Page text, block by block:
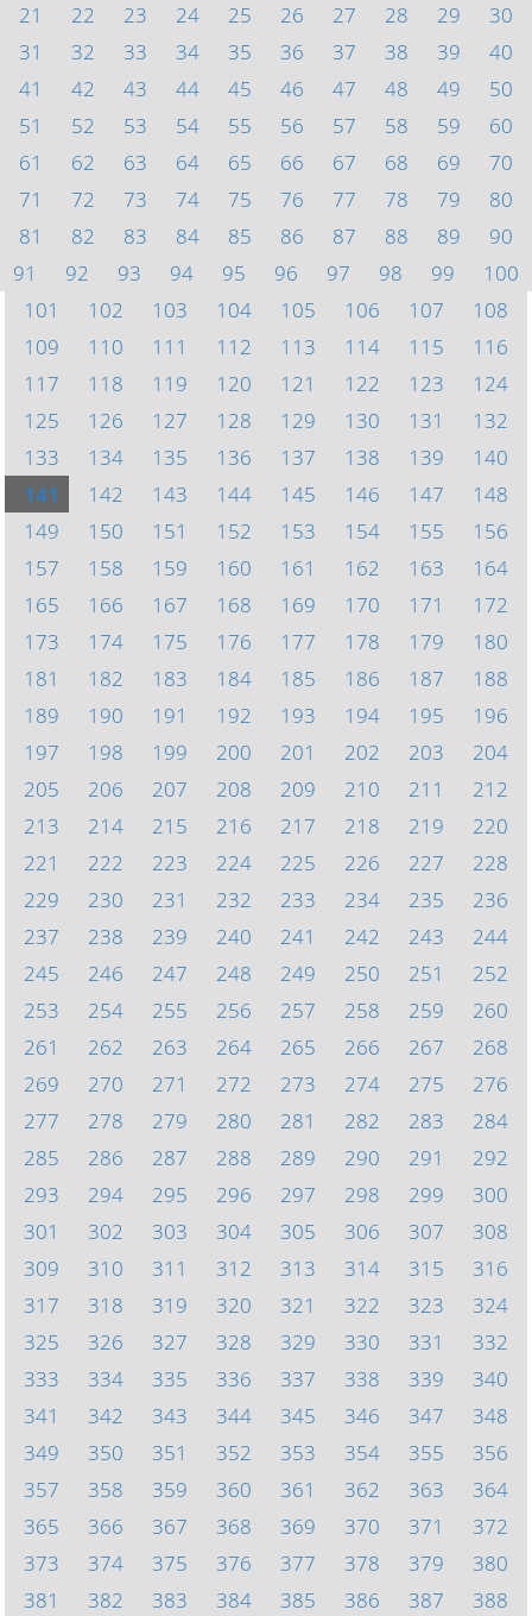
21
22 23 24 25 26 27 28 29
30
31
32 33 34 35 36 37 38 39
40
41
42 43 44 45 46 47 48 49
50
51
52 53 54 55 56 57 58 59
60
61
62 63 64 65 66 67 68 69
70
71
72 73 74 75 76 77 78 79
80
81
82 83 84 85 86 87 88 89
90
91
92 93 94 95 96 97 98 99
100
101
102 103 104 105 106 107
108
109
110 111 112 113 114 115
116
117
118 119 120 121 122 123
124
125
126 127 128 129 130 131
132
133
134 135 136 137 138 139
140
141
142 143 144 145 146 147
148
149
150 151 152 153 154 155
156
157
158 159 160 161 162 163
164
165
166 167 168 169 170 171
172
173
174 175 176 177 178 179
180
181
182 183 184 185 186 187
188
189
190 191 192 193 194 195
196
197
198 199 200 201 202 203
204
205
206 207 208 209 210 211
212
213
214 215 216 217 218 219
220
221
222 223 224 225 226 227
228
229
230 231 232 233 234 235
236
237
238 239 240 241 242 243
244
245
246 247 248 249 250 251
252
253
254 255 256 257 258 259
260
261
262 263 264 265 266 267
268
269
270 271 272 273 274 275
276
277
278 279 280 281 282 283
284
285
286 287 288 289 290 291
292
293
294 295 296 297 298 299
300
301
302 303 304 305 306 307
308
309
310 311 312 313 314 315
316
317
318 319 320 321 322 323
324
325
326 327 328 329 330 331
332
333
334 335 336 337 338 339
340
341
342 343 344 345 346 347
348
349
350 351 352 353 354 355
356
357
358 359 360 361 362 363
364
365
366 367 368 369 370 371
372
373
374 375 376 377 378 379
380
381
382 383 384 385 386 387 388